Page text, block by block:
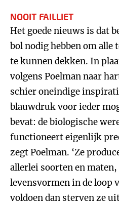
NOOIT FAILLIET
Het goede nieuws is dat
bol nodig hebben om
te kunnen dekken. In
volgens Poelman naar
schier oneindige
blauwdruk voor ieder
bevat: de biologische
functioneert eigenlijk
zegt Poelman. ‘Ze
allerlei soorten en maten,
levensvormen in de loop
voldoen dan sterven ze